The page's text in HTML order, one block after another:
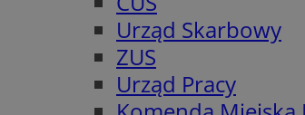
Urząd Skarbowy
ZUS
Urząd Pracy